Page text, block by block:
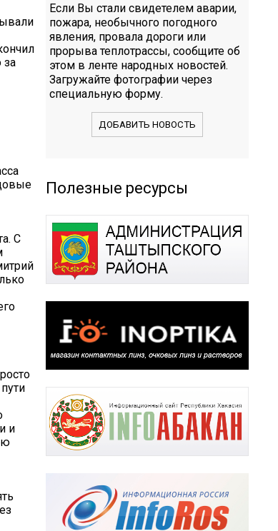
за
С
и
Если Вы стали свидетелем аварии,
пожара, необычного погодного
явления, провала дороги или
прорыва теплотрассы, сообщите об
этом в ленте народных новостей.
Загружайте фотографии через
специальную форму.
ДОБАВИТЬ НОВОСТЬ
Полезные ресурсы